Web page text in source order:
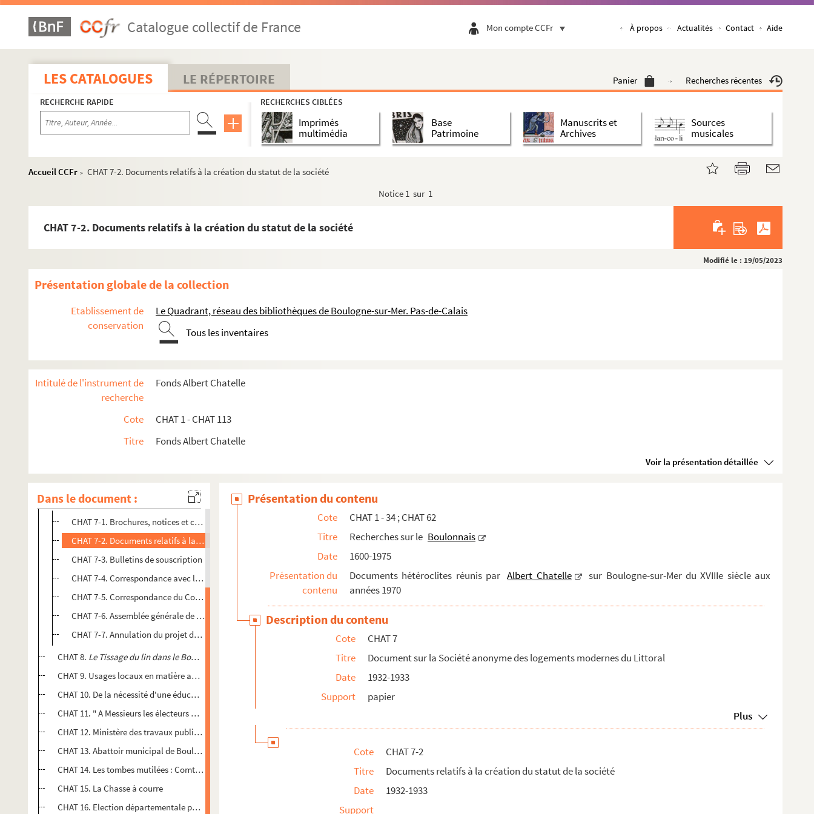
Catalogue collectif de France Mon compte CCFr À propos Actualités Contact Aide
LES CATALOGUES LE RÉPERTOIRE Panier Recherches récentes
RECHERCHE RAPIDE RECHERCHES CIBLÉES
Imprimés
multimédia
Base
Patrimoine
Manuscrits et
Archives
Sources
musicales
Accueil CCFr > CHAT 7-2. Documents relatifs à la création du statut de la société
Notice 1 sur 1
CHAT 7-2. Documents relatifs à la création du statut de la société
Modifié le : 19/05/2023
Présentation globale de la collection
Etablissement de
conservation
Le Quadrant, réseau des bibliothèques de Boulogne-sur-Mer. Pas-de-Calais
Tous les inventaires
Intitulé de l'instrument de
recherche
Fonds Albert Chatelle
Cote
CHAT 1 - CHAT 113
Titre
Fonds Albert Chatelle
Voir la présentation détaillée
Dans le document :
CHAT 1 - 34 ; CHAT 62. Recherches sur le Boulonnais
CHAT 1. Instruction publique à Boulogne-sur-Mer : enseignement du dessin et de la musique
CHAT 3. Enseignement privé pour jeunes gens, Boulogne-sur-Mer
CHAT 4. Cours privés : langues et danse
CHAT 6. Extrait du registre aux délibérations du Conseil municipal de la ville de Boulogne-sur-Mer, …, Séanc...
CHAT 7. Document sur la Société anonyme des logements modernes du Littoral
CHAT 7-1. Brochures, notices et circulaires pour la constitution d'une société ou association de logement
CHAT 7-2. Documents relatifs à la création du statut de la société
CHAT 7-3. Bulletins de souscription
CHAT 7-4. Correspondance avec le Ministère de la Santé publique
CHAT 7-5. Correspondance du Comité de patronage au sujet de la cession des bâtiments du Quai Gambetta pour 200...
CHAT 7-6. Assemblée générale de mai 1932
CHAT 7-7. Annulation du projet de 200 logements et dissolution de la société
CHAT 8. Le Tissage du lin dans le Boulonnais. Les filatures de Boulogne et du Pont-de-Briques, par Monsieur ...
CHAT 9. Usages locaux en matière agricole dans le Département du Pas-de-Calais, par Maurice Taillandier, …, ...
CHAT 10. De la nécessité d'une éducation civique, par Emile Desenclos, Boulogne-sur-Mer : Battut
CHAT 11. " A Messieurs les électeurs des cantons de Beaumetz-lez-Loges et de Pas ", Arras : Imp. De J. Degeor...
CHAT 12. Ministère des travaux publics. Cours d'eau non navigables. Code de police du ruisseau de Dannes. Rég...
CHAT 13. Abattoir municipal de Boulogne-sur-Mer
CHAT 14. Les tombes mutilées : Comte Dunin
CHAT 15. La Chasse à courre
CHAT 16. Election départementale pour le canton de Boulogne-sur-Mer (Pas-de-Calais). Conseiller général élu M...
Présentation du contenu
Cote
CHAT 1 - 34 ; CHAT 62
Titre
Recherches sur le Boulonnais
Date
1600-1975
Présentation du
contenu
Documents hétéroclites réunis par Albert Chatelle
sur Boulogne-sur-Mer du XVIIIe siècle aux
années 1970
Description du contenu
Cote
CHAT 7
Titre
Document sur la Société anonyme des logements modernes du Littoral
Date
1932-1933
Support
papier
Plus
Cote
CHAT 7-2
Titre
Documents relatifs à la création du statut de la société
Date
1932-1933
Support